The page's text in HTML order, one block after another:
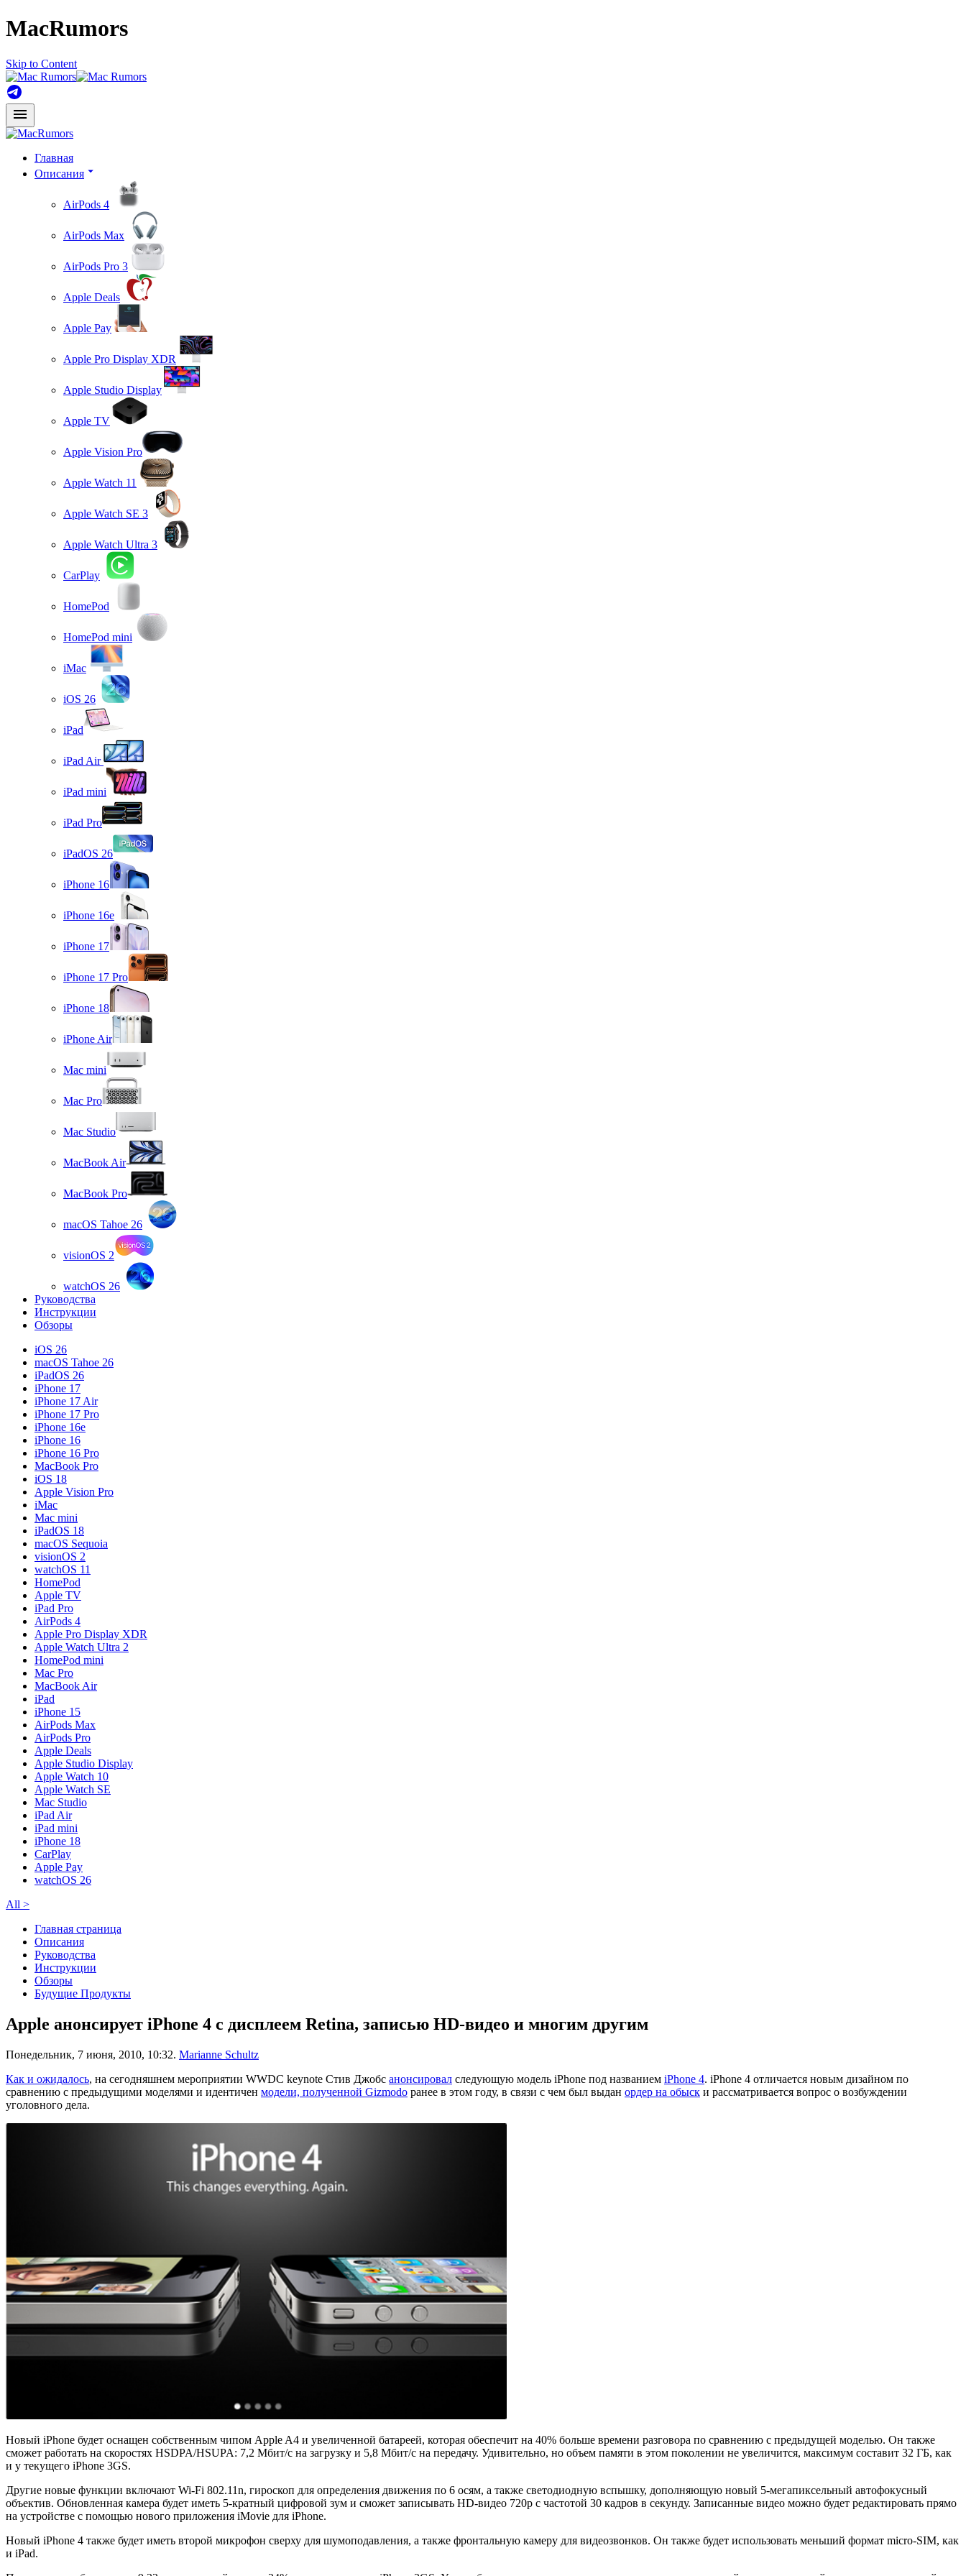
MacRumors
Skip to Content
Главная
Описания
AirPods 4
AirPods Max
AirPods Pro 3
Apple Deals
Apple Pay
Apple Pro Display XDR
Apple Studio Display
Apple TV
Apple Vision Pro
Apple Watch 11
Apple Watch SE 3
Apple Watch Ultra 3
CarPlay
HomePod
HomePod mini
iMac
iOS 26
iPad
iPad Air
iPad mini
iPad Pro
iPadOS 26
iPhone 16
iPhone 16e
iPhone 17
iPhone 17 Pro
iPhone 18
iPhone Air
Mac mini
Mac Pro
Mac Studio
MacBook Air
MacBook Pro
macOS Tahoe 26
visionOS 2
watchOS 26
Руководства
Инструкции
Обзоры
iOS 26
macOS Tahoe 26
iPadOS 26
iPhone 17
iPhone 17 Air
iPhone 17 Pro
iPhone 16e
iPhone 16
iPhone 16 Pro
MacBook Pro
iOS 18
Apple Vision Pro
iMac
Mac mini
iPadOS 18
macOS Sequoia
visionOS 2
watchOS 11
HomePod
Apple TV
iPad Pro
AirPods 4
Apple Pro Display XDR
Apple Watch Ultra 2
HomePod mini
Mac Pro
MacBook Air
iPad
iPhone 15
AirPods Max
AirPods Pro
Apple Deals
Apple Studio Display
Apple Watch 10
Apple Watch SE
Mac Studio
iPad Air
iPad mini
iPhone 18
CarPlay
Apple Pay
watchOS 26
All >
Главная страница
Описания
Руководства
Инструкции
Обзоры
Будущие Продукты
Apple анонсирует iPhone 4 с дисплеем Retina, записью HD-видео и многим другим
Понедельник, 7 июня, 2010, 10:32. Marianne Schultz
Как и ожидалось, на сегодняшнем мероприятии WWDC keynote Стив Джобс анонсировал следующую модель iPhone под названием iPhone 4. iPhone 4 отличается новым дизайном по
сравнению с предыдущими моделями и идентичен модели, полученной Gizmodo ранее в этом году, в связи с чем был выдан ордер на обыск и рассматривается вопрос о возбуждении
уголовного дела.
Новый iPhone будет оснащен собственным чипом Apple A4 и увеличенной батареей, которая обеспечит на 40% больше времени разговора по сравнению с предыдущей моделью. Он также
сможет работать на скоростях HSDPA/HSUPA: 7,2 Мбит/с на загрузку и 5,8 Мбит/с на передачу. Удивительно, но объем памяти в этом поколении не увеличится, максимум составит 32 ГБ, как
и у текущего iPhone 3GS.
Другие новые функции включают Wi-Fi 802.11n, гироскоп для определения движения по 6 осям, а также светодиодную вспышку, дополняющую новый 5-мегапиксельный автофокусный
объектив. Обновленная камера будет иметь 5-кратный цифровой зум и сможет записывать HD-видео 720p с частотой 30 кадров в секунду. Записанные видео можно будет редактировать прямо
на устройстве с помощью нового приложения iMovie для iPhone.
Новый iPhone 4 также будет иметь второй микрофон сверху для шумоподавления, а также фронтальную камеру для видеозвонков. Он также будет использовать меньший формат micro-SIM, как
и iPad.